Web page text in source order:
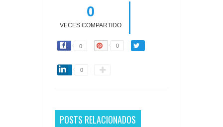
0
VECES COMPARTIDO
0 0
0
POSTS RELACIONADOS